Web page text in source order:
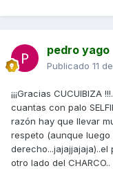
pedro yago
Publicado 11
¡¡¡Gracias
cuantas con palo
razón hay que llevar
respeto (aunque
otro lado del